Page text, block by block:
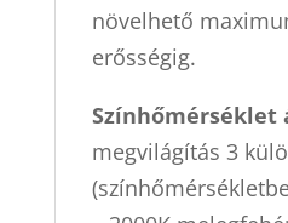
növelhető
erősségig.
Színhőmérséklet
megvilágítás 3